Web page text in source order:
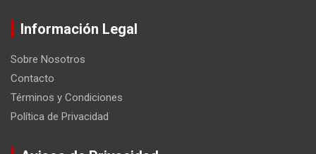
Información Legal
Sobre Nosotros
Contacto
Términos y Condiciones
Política de Privacidad